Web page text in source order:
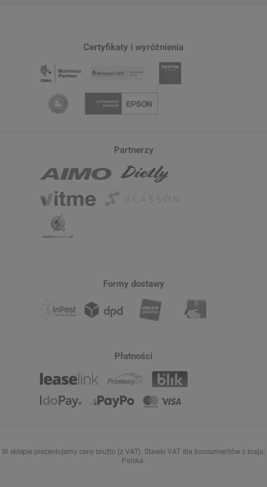
Certyfikaty i wyróżnienia
Partnerzy
Formy dostawy
Płatności
W sklepie prezentujemy ceny brutto (z VAT). Stawki VAT dla konsumentów z kraju:
Polska.